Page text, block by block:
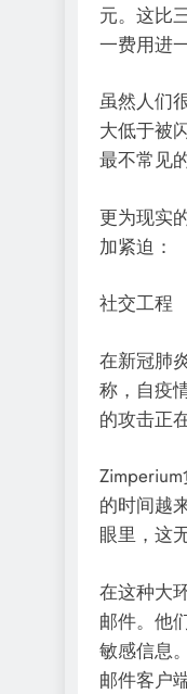
元。这比
一费用进
虽然人们
大低于被
最不常见
更为现实
加紧迫：
社交工程
在新冠肺
称，自疫
的攻击正
的时间越
眼里，这
在这种大
邮件。他
敏感信息
邮件客户